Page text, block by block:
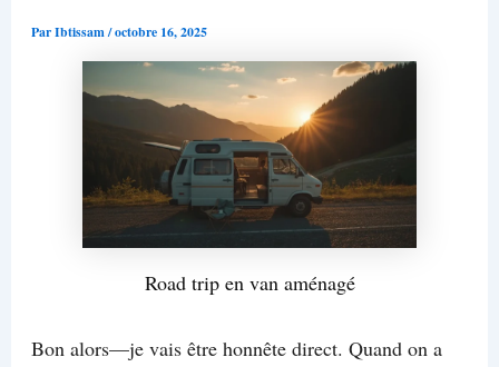
ParIbtissam/octobre 16, 2025
Road trip en van aménagé
Bon alors—je vais être honnête direct. Quand on a